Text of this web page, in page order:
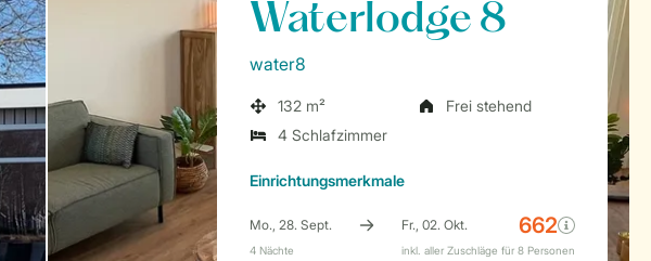
Waterlodge 8
water8
132 m²
Frei stehend
4 Schlafzimmer
Einrichtungsmerkmale